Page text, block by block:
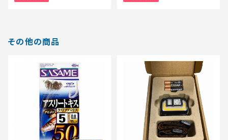
その他の商品